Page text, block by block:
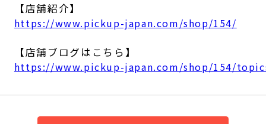
【店舗紹介】
https://www.pickup-japan.com/shop/154/
【店舗ブログはこちら】
https://www.pickup-japan.com/shop/154/